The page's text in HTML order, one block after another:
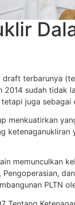
terbarunya
sudah
juga sebagai
menkuatirkan
memunculkan
PLTN